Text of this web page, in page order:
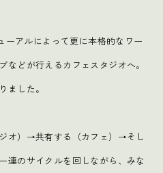
ーアルによって更に本格的なワー
などが行えるカフェスタジオへ。
ました。
オ）→共有する（カフェ）→そし
連のサイクルを回しながら、みな